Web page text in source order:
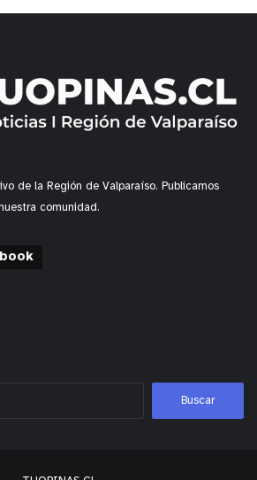
de la Región de Valparaíso. Publicamos
comunidad.